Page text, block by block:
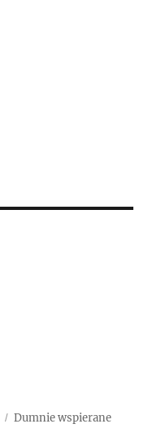
Dumnie wspierane